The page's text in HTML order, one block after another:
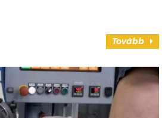
Tovább